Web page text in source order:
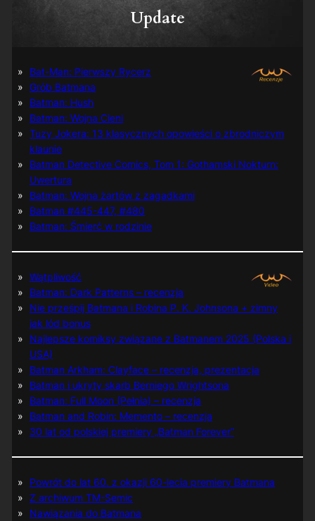
Update
Bat-Man: Pierwszy Rycerz
Grób Batmana
Batman: Hush
Batman: Wojna Cieni
Tuzy Jokera: 13 klasycznych opowieści o zbrodniczym
klaunie
Batman Detective Comics, Tom 1: Gothamski Nokturn:
Uwertura
Batman: Wojna żartów z zagadkami
Batman #445-447, #480
Batman: Śmierć w rodzinie
Wątpliwość
Batman: Dark Patterns – recenzja
Nie prześpij Batmana i Robina P. K. Johnsona + zimny
jak lód bonus
Najlepsze komiksy związane z Batmanem 2025 (Polska i
USA)
Batman Arkham: Clayface – recenzja, prezentacja
Batman i ukryty skarb Berniego Wrightsona
Batman: Full Moon (Pełnia) – recenzja
Batman and Robin: Memento – recenzja
30 lat od polskiej premiery „Batman Forever”
Powrót do lat 60. z okazji 60-lecia premiery Batmana
Z archiwum TM-Semic
Nawiązania do Batmana